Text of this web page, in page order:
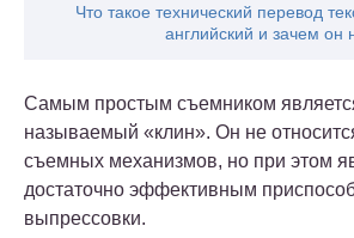
Что такое технический перевод
английский и зачем он
Самым простым съемником
называемый «клин». Он не
съемных механизмов, но при этом
достаточно эффективным
выпрессовки.